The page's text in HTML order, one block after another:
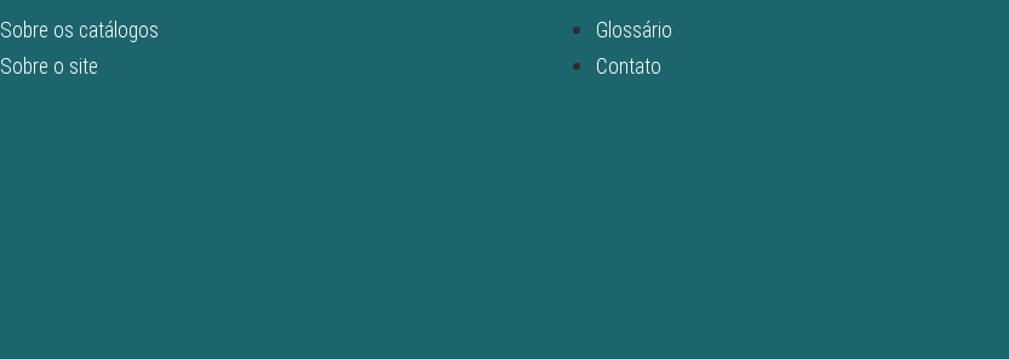
Sobre os catálogos
Sobre o site
Glossário
Contato